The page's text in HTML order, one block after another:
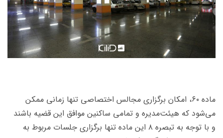
ماده ۶۰، امکان برگزاری مجالس اختصاصی تنها زمانی ممکن
می‌شود که هیئت‌مدیره و تمامی ساکنین موافق این قضیه باشند
و با توجه به تبصره ۸ این ماده تنها برگزاری جلسات مربوط به